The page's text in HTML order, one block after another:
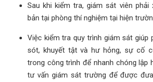
Sau khi kiểm tra, giám sát viên phải
bản tại phòng thí nghiệm tại hiện
Việc kiểm tra quy trình giám sát giúp
sót, khuyết tật và hư hỏng, sự cố
trong công trình để nhanh chóng lập
tư vấn giám sát trường để được